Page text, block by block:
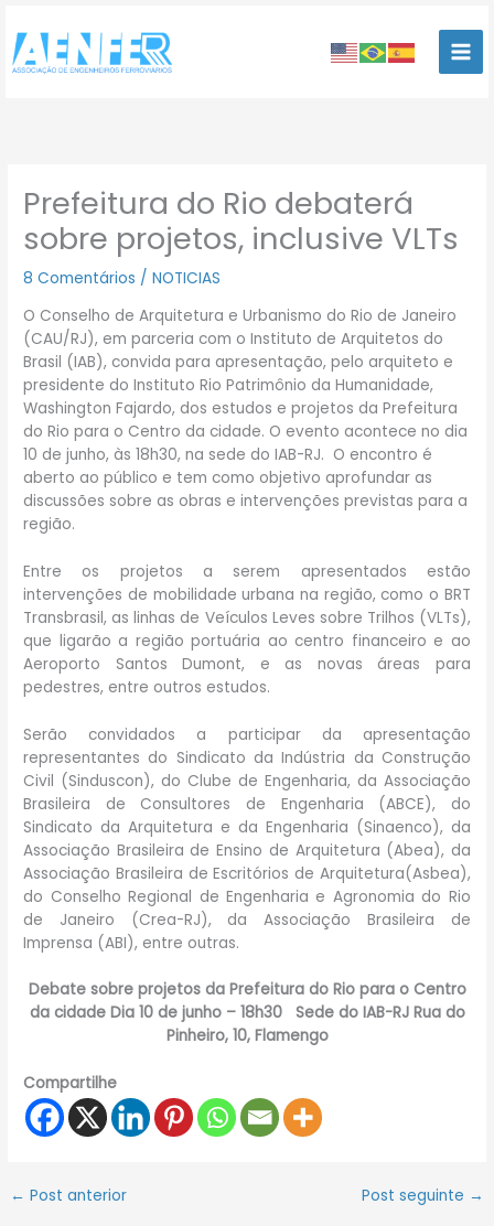
para
conteúdo
Prefeitura do Rio debaterá
sobre projetos, inclusive VLTs
8 Comentários /NOTICIAS
O Conselho de Arquitetura e Urbanismo do Rio de Janeiro
(CAU/RJ), em parceria com o Instituto de Arquitetos do
Brasil (IAB), convida para apresentação, pelo arquiteto e
presidente do Instituto Rio Patrimônio da Humanidade,
Washington Fajardo, dos estudos e projetos da Prefeitura
do Rio para o Centro da cidade. O evento acontece no dia
10 de junho, às 18h30, na sede do IAB-RJ. O encontro é
aberto ao público e tem como objetivo aprofundar as
discussões sobre as obras e intervenções previstas para a
região.
Entre os projetos a serem apresentados estão
intervenções de mobilidade urbana na região, como o BRT
Transbrasil, as linhas de Veículos Leves sobre Trilhos (VLTs),
que ligarão a região portuária ao centro financeiro e ao
Aeroporto Santos Dumont, e as novas áreas para
pedestres, entre outros estudos.
Serão convidados a participar da apresentação
representantes do Sindicato da Indústria da Construção
Civil (Sinduscon), do Clube de Engenharia, da Associação
Brasileira de Consultores de Engenharia (ABCE), do
Sindicato da Arquitetura e da Engenharia (Sinaenco), da
Associação Brasileira de Ensino de Arquitetura (Abea), da
Associação Brasileira de Escritórios de Arquitetura(Asbea),
do Conselho Regional de Engenharia e Agronomia do Rio
de Janeiro (Crea-RJ), da Associação Brasileira de
Imprensa (ABI), entre outras.
Debate sobre projetos da Prefeitura do Rio para o Centro
da cidade Dia 10 de junho – 18h30 Sede do IAB-RJ Rua do
Pinheiro, 10, Flamengo
Compartilhe
← Post anterior Post seguinte →